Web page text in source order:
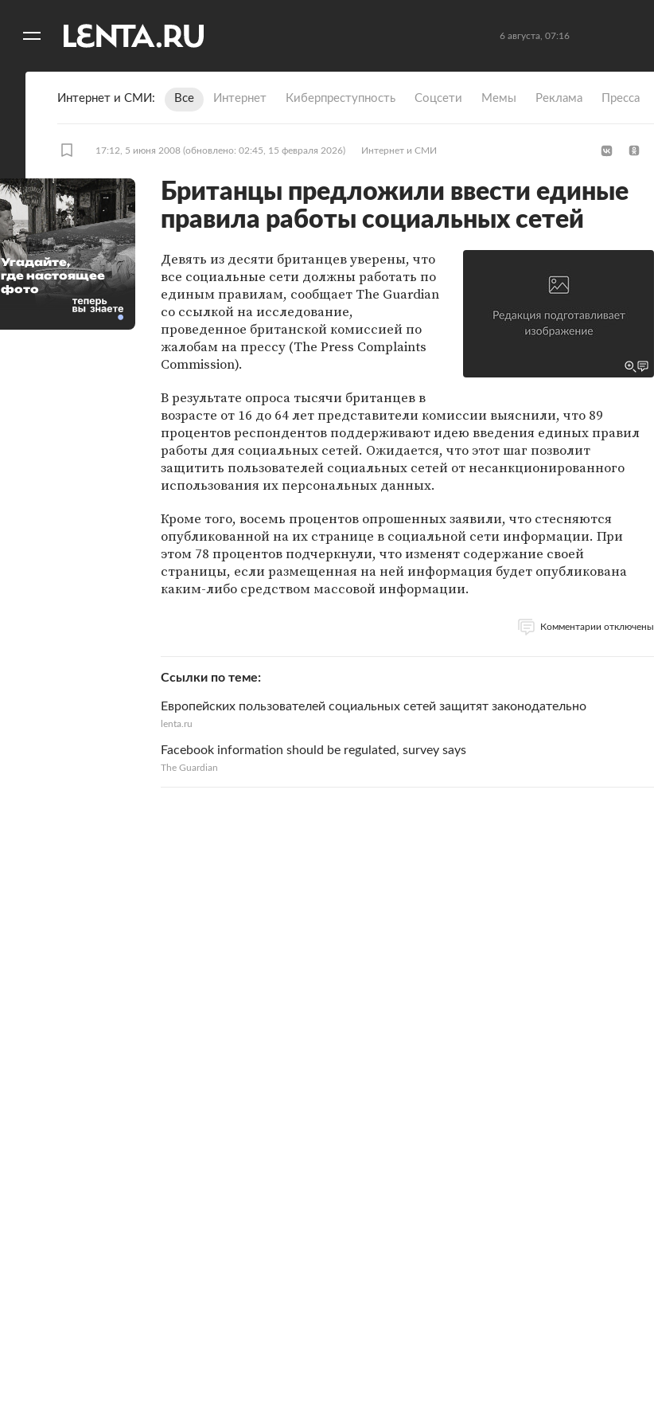
6 августа, 07:16
Интернет и СМИ Все Интернет Киберпреступность Coцсети Мемы Реклама Пресса
17:12, 5 июня 2008 (обновлено: 02:45, 15 февраля 2026) Интернет и СМИ
Британцы предложили ввести единые
правила работы социальных сетей
Девять из десяти британцев уверены, что
все социальные сети должны работать по
единым правилам, сообщает The Guardian
со ссылкой на исследование,
проведенное британской комиссией по
жалобам на прессу (The Press Complaints
Commission).
В результате опроса тысячи британцев в
возрасте от 16 до 64 лет представители комиссии выяснили, что 89
процентов респондентов поддерживают идею введения единых правил
работы для социальных сетей. Ожидается, что этот шаг позволит
защитить пользователей социальных сетей от несанкционированного
использования их персональных данных.
Кроме того, восемь процентов опрошенных заявили, что стесняются
опубликованной на их странице в социальной сети информации. При
этом 78 процентов подчеркнули, что изменят содержание своей
страницы, если размещенная на ней информация будет опубликована
каким-либо средством массовой информации.
Комментарии отключены
Ссылки по теме
Европейских пользователей социальных сетей защитят законодательно
lenta.ru
Facebook information should be regulated, survey says
The Guardian
Угадайте,
где настоящее
фото